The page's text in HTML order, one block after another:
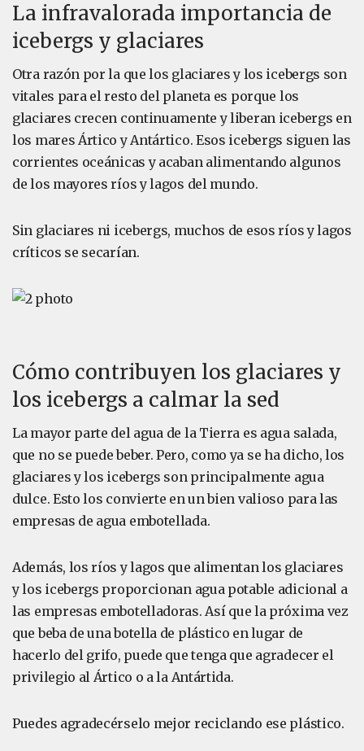
La infravalorada importancia de
icebergs y glaciares
Otra razón por la que los glaciares y los icebergs son
vitales para el resto del planeta es porque los
glaciares crecen continuamente y liberan icebergs en
los mares Ártico y Antártico. Esos icebergs siguen las
corrientes oceánicas y acaban alimentando algunos
de los mayores ríos y lagos del mundo.
Sin glaciares ni icebergs, muchos de esos ríos y lagos
críticos se secarían.
Cómo contribuyen los glaciares y
los icebergs a calmar la sed
La mayor parte del agua de la Tierra es agua salada,
que no se puede beber. Pero, como ya se ha dicho, los
glaciares y los icebergs son principalmente agua
dulce. Esto los convierte en un bien valioso para las
empresas de agua embotellada.
Además, los ríos y lagos que alimentan los glaciares
y los icebergs proporcionan agua potable adicional a
las empresas embotelladoras. Así que la próxima vez
que beba de una botella de plástico en lugar de
hacerlo del grifo, puede que tenga que agradecer el
privilegio al Ártico o a la Antártida.
Puedes agradecérselo mejor reciclando ese plástico.